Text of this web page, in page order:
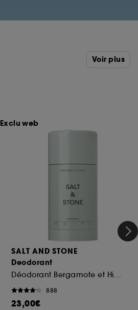
Voir plus
SALT AND STONE
Deodorant
Déodorant Bergamote et Hinoki
888
23,00€
Exclu web